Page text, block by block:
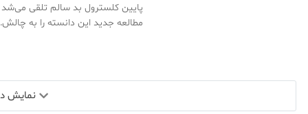
پایین کلسترول بد سالم تلقی می‌شد
مطالعه جدید این دانسته را به
نمایش